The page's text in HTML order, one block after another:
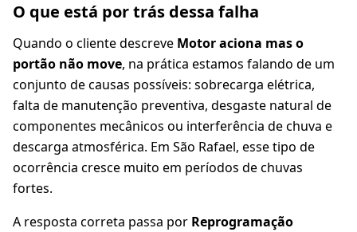
O que está por trás dessa falha
Quando o cliente descreve Motor aciona mas o
portão não move, na prática estamos falando de um
conjunto de causas possíveis: sobrecarga elétrica,
falta de manutenção preventiva, desgaste natural de
componentes mecânicos ou interferência de chuva e
descarga atmosférica. Em São Rafael, esse tipo de
ocorrência cresce muito em períodos de chuvas
fortes.
A resposta correta passa por Reprogramação